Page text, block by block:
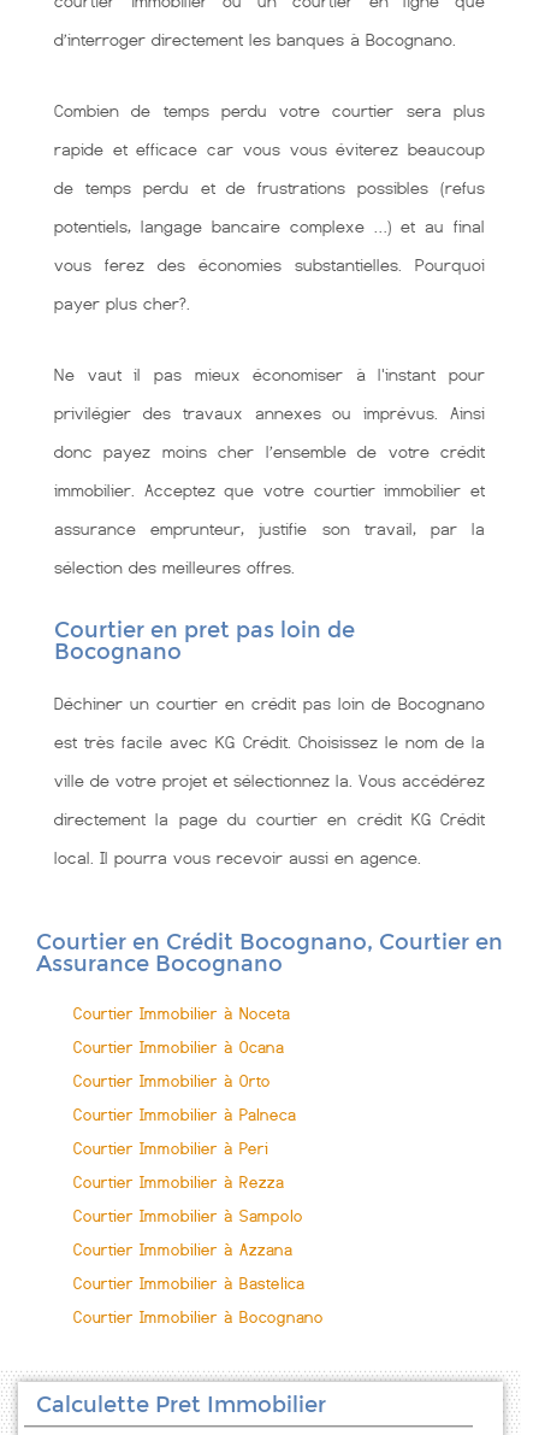
d’interroger directement les banques à Bocognano.
Combien de temps perdu votre courtier sera plus
rapide et efficace car vous vous éviterez beaucoup
de temps perdu et de frustrations possibles (refus
potentiels, langage bancaire complexe …) et au final
vous ferez des économies substantielles. Pourquoi
payer plus cher?.
Ne vaut il pas mieux économiser à l'instant pour
privilégier des travaux annexes ou imprévus. Ainsi
donc payez moins cher l’ensemble de votre crédit
immobilier. Acceptez que votre courtier immobilier et
assurance emprunteur, justifie son travail, par la
sélection des meilleures offres.
Courtier en pret pas loin de
Bocognano
Déchiner un courtier en crédit pas loin de Bocognano
est très facile avec KG Crédit. Choisissez le nom de la
ville de votre projet et sélectionnez la. Vous accédérez
directement la page du courtier en crédit KG Crédit
local. Il pourra vous recevoir aussi en agence.
Courtier en Crédit Bocognano, Courtier en
Assurance Bocognano
Courtier Immobilier à Noceta
Courtier Immobilier à Ocana
Courtier Immobilier à Orto
Courtier Immobilier à Palneca
Courtier Immobilier à Peri
Courtier Immobilier à Rezza
Courtier Immobilier à Sampolo
Courtier Immobilier à Azzana
Courtier Immobilier à Bastelica
Courtier Immobilier à Bocognano
Calculette Pret Immobilier